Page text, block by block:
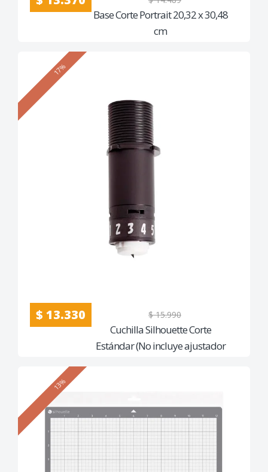
Base Corte Portrait 20,32 x 30,48
cm
17%
$ 13.330 $ 15.990
Cuchilla Silhouette Corte
Estándar (No incluye ajustador
13%